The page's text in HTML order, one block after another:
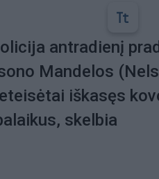
antradienį
Mandelos
iškasęs
skelbia